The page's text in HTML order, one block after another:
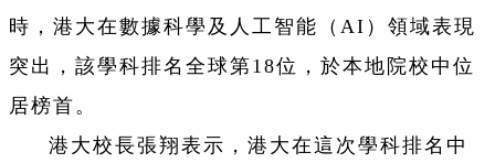
時，港大在數據科學及人工智能（AI）領域表現
突出，該學科排名全球第18位，於本地院校中位
居榜首。
港大校長張翔表示，港大在這次學科排名中